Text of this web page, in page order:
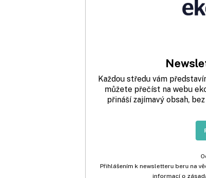
Každou středu vám
můžete přečíst na webu
přináší zajímavý obsah,
Přihlášením k newsletteru beru na
informací o